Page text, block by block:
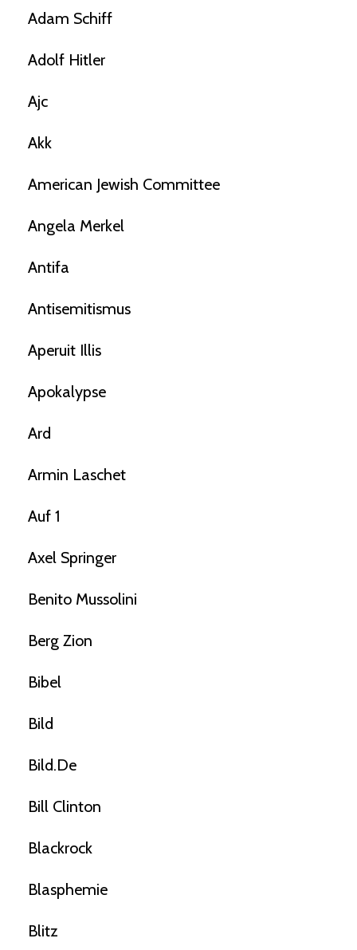
Adam Schiff
Adolf Hitler
Ajc
Akk
American Jewish Committee
Angela Merkel
Antifa
Antisemitismus
Aperuit Illis
Apokalypse
Ard
Armin Laschet
Auf 1
Axel Springer
Benito Mussolini
Berg Zion
Bibel
Bild
Bild.de
Bill Clinton
Blackrock
Blasphemie
Blitz